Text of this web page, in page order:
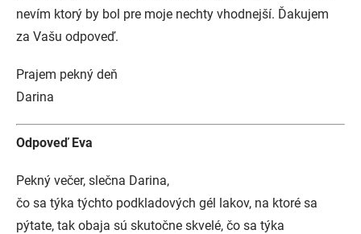
nevím ktorý by bol pre moje nechty vhodnejší. Ďakujem
za Vašu odpoveď.
Prajem pekný deň
Darina
Odpoveď Eva
Pekný večer, slečna Darina,
čo sa týka týchto podkladových gél lakov, na ktoré sa
pýtate, tak obaja sú skutočne skvelé, čo sa týka